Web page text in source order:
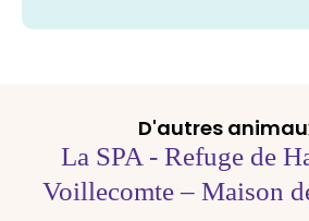
D'autres
La SPA - Refuge de
Voillecomte – Maison